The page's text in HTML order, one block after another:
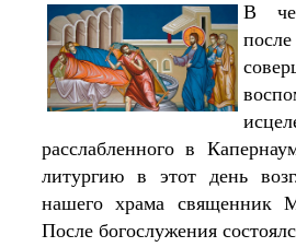
В
расслабленного в
литургию в этот день
нашего храма священник
После богослужения